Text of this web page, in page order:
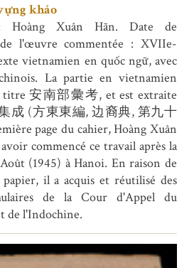
khảo
Hoàng Xuân Hãn. Date de
l'œuvre commentée : XVIIe-
vietnamien en quốc ngữ, avec
La partie en vietnamien
titre 安南部彙考, et est extraite
成 (方東東編, 边裔典, 第九十
page du cahier, Hoàng Xuân
commencé ce travail après la
(1945) à Hanoi. En raison de
il a acquis et réutilisé des
de la Cour d'Appel du
de l'Indochine.